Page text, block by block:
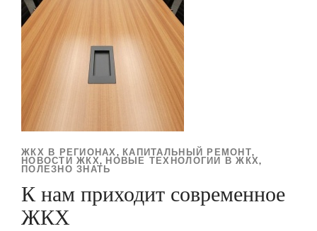
ЖКХ В РЕГИОНАХ, КАПИТАЛЬНЫЙ РЕМОНТ,
НОВОСТИ ЖКХ, НОВЫЕ ТЕХНОЛОГИИ В ЖКХ,
ПОЛЕЗНО ЗНАТЬ
К нам приходит современное
ЖКХ